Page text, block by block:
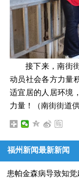
接下来，南街
动员社会各方力量
适宜居的人居环境
力量！（南街街道
福州新闻最新新闻
患帕金森病导致知